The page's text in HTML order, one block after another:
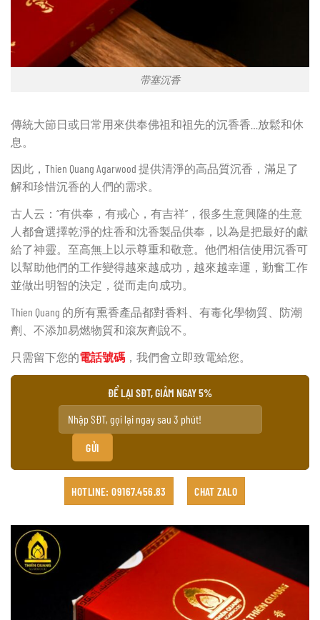
带塞沉香
傳統大節日或日常用來供奉佛祖和祖先的沉香香…放鬆和休
息。
因此，Thien Quang Agarwood 提供清淨的高品質沉香，滿足了
解和珍惜沉香的人們的需求。
古人云：“有供奉，有戒心，有吉祥”，很多生意興隆的生意
人都會選擇乾淨的炷香和沈香製品供奉，以為是把最好的獻
給了神靈。至高無上以示尊重和敬意。他們相信使用沉香可
以幫助他們的工作變得越來越成功，越來越幸運，勤奮工作
並做出明智的決定，從而走向成功。
Thien Quang 的所有熏香產品都對香料、有毒化學物質、防潮
劑、不添加易燃物質和滾灰劑說不。
只需留下您的電話號碼 ，我們會立即致電給您。
ĐỂ LẠI SĐT, GIẢM NGAY 5%
HOTLINE: 09167.456.83 CHAT ZALO